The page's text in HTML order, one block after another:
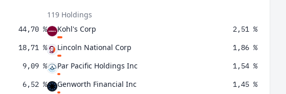
44,70 %
18,71 %
9,09 %
6,52 %
119 Holdings
Kohl's Corp
2,51 %
Lincoln National Corp 1,86 %
Par Pacific Holdings Inc 1,54 %
Genworth Financial Inc 1,45 %